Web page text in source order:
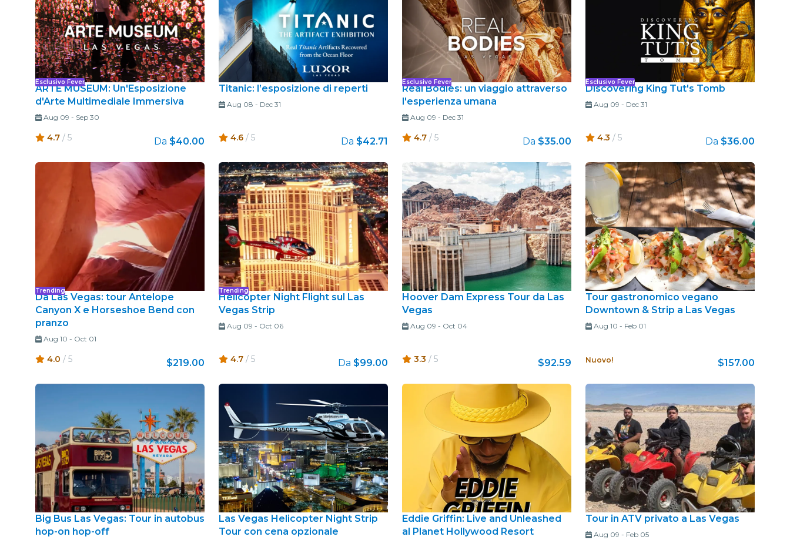
Cinema
Esclusivo Fever
ARTE MUSEUM: Un'Esposizione
d'Arte Multimediale Immersiva
Aug 09 - Sep 30
4.7 / 5 Da $40.00
Titanic: l’esposizione di reperti
Aug 08 - Dec 31
4.6 / 5 Da $42.71
Esclusivo Fever
Real Bodies: un viaggio attraverso
l'esperienza umana
Aug 09 - Dec 31
4.7 / 5 Da $35.00
Esclusivo Fever
Discovering King Tut's Tomb
Aug 09 - Dec 31
4.3 / 5 Da $36.00
Trending
Da Las Vegas: tour Antelope
Canyon X e Horseshoe Bend con
pranzo
Aug 10 - Oct 01
4.0 / 5 $219.00
Trending
Helicopter Night Flight sul Las
Vegas Strip
Aug 09 - Oct 06
4.7 / 5 Da $99.00
Hoover Dam Express Tour da Las
Vegas
Aug 09 - Oct 04
3.3 / 5 $92.59
Tour gastronomico vegano
Downtown & Strip a Las Vegas
Aug 10 - Feb 01
Nuovo! $157.00
Big Bus Las Vegas: Tour in autobus
hop-on hop-off
Las Vegas Helicopter Night Strip
Tour con cena opzionale
Eddie Griffin: Live and Unleashed
al Planet Hollywood Resort
Tour in ATV privato a Las Vegas
Aug 09 - Feb 05